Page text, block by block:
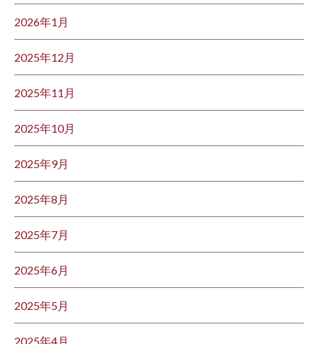
2026年1月
2025年12月
2025年11月
2025年10月
2025年9月
2025年8月
2025年7月
2025年6月
2025年5月
2025年4月